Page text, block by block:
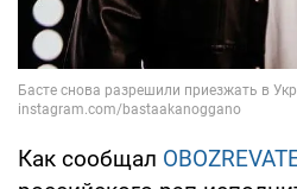
Как сообщал